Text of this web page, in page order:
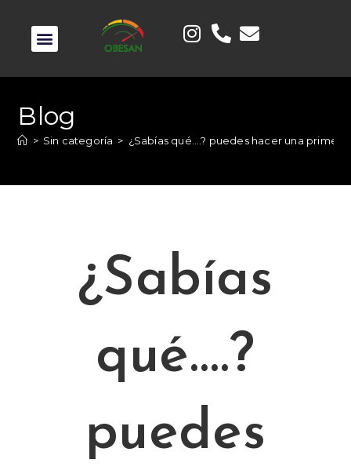
Blog
> Sin categoría > ¿Sabías qué….? puedes hacer una
¿Sabías
qué….?
puedes